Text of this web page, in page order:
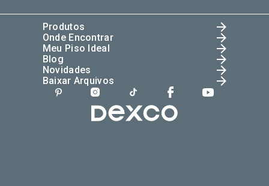
Produtos
Onde Encontrar
Meu Piso Ideal
Blog
Novidades
Baixar Arquivos